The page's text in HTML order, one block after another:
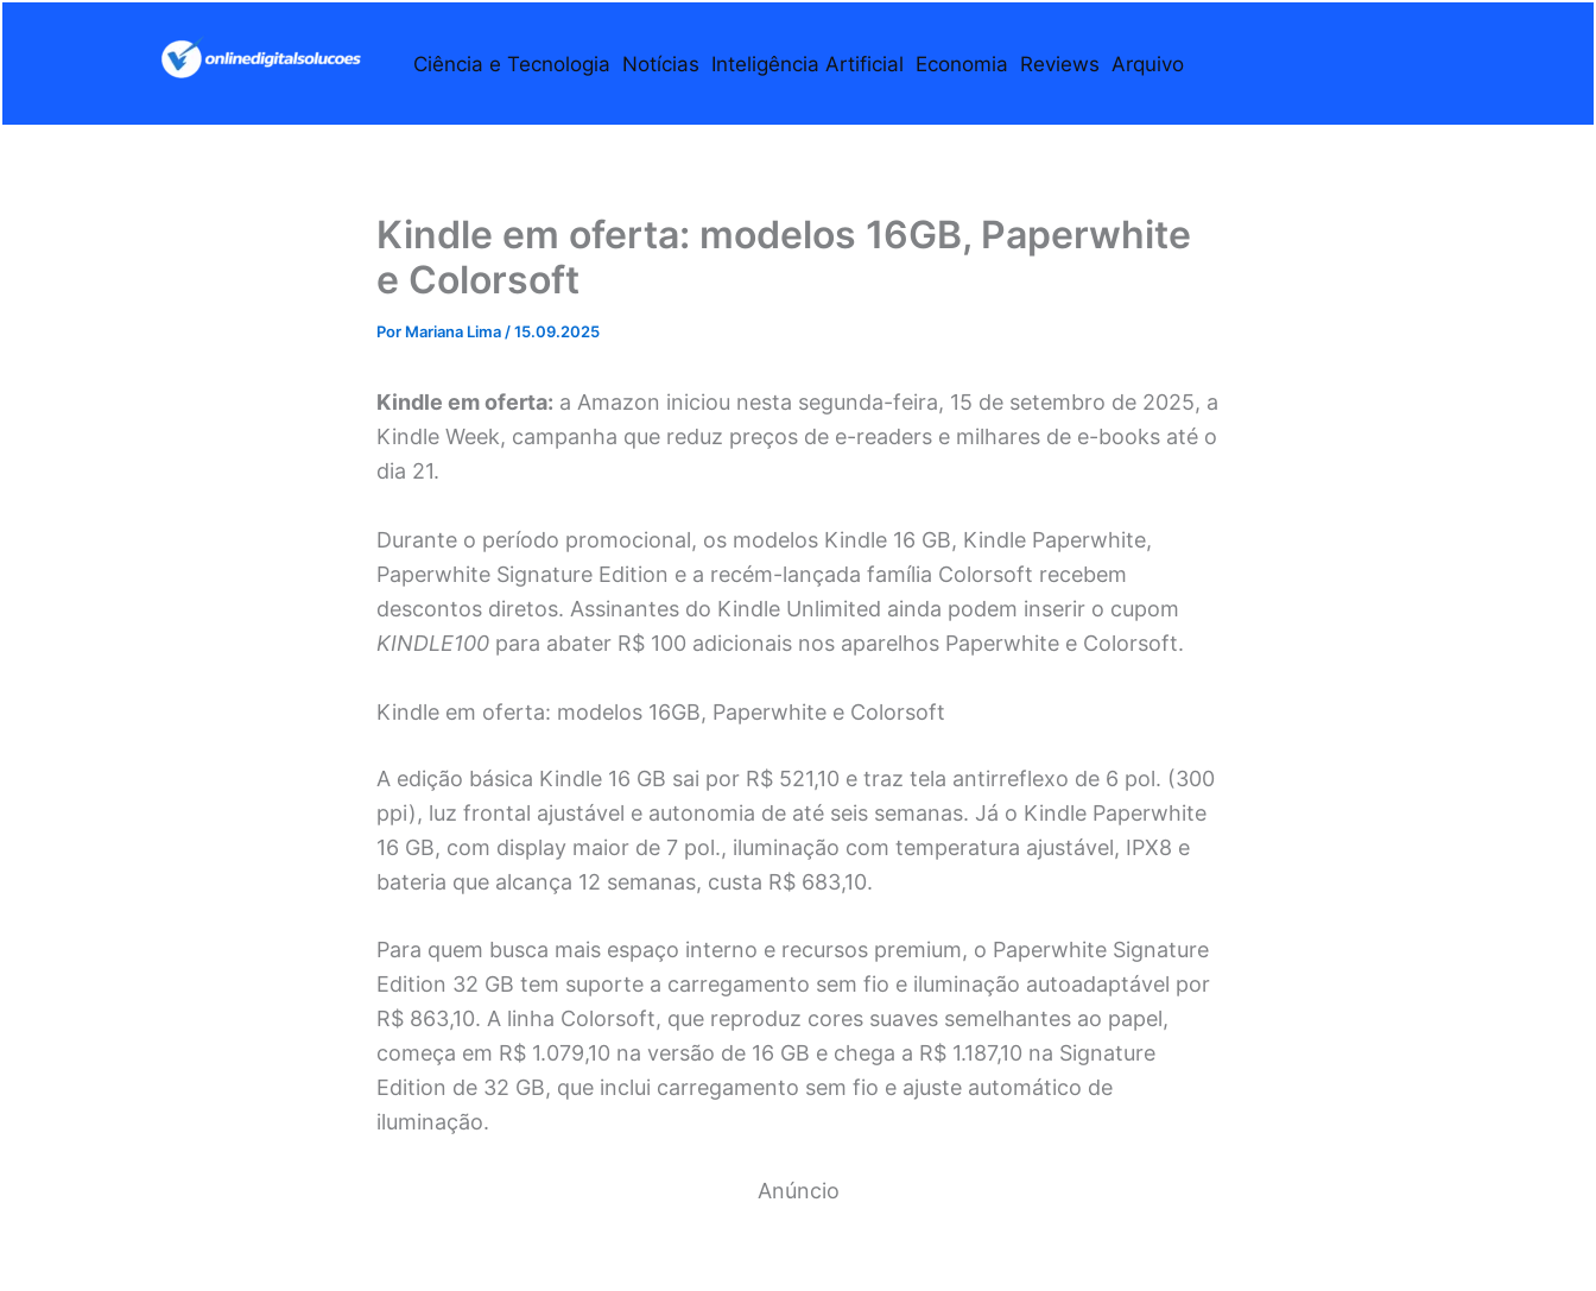
conteúdo
Ciência e Tecnologia Notícias Inteligência Artificial Economia Reviews Arquivo
Kindle em oferta: modelos 16GB, Paperwhite
e Colorsoft
Por Mariana Lima /15.09.2025
Kindle em oferta: a Amazon iniciou nesta segunda-feira, 15 de setembro de 2025, a
Kindle Week, campanha que reduz preços de e-readers e milhares de e-books até o
dia 21.
Durante o período promocional, os modelos Kindle 16 GB, Kindle Paperwhite,
Paperwhite Signature Edition e a recém-lançada família Colorsoft recebem
descontos diretos. Assinantes do Kindle Unlimited ainda podem inserir o cupom
KINDLE100 para abater R$ 100 adicionais nos aparelhos Paperwhite e Colorsoft.
Kindle em oferta: modelos 16GB, Paperwhite e Colorsoft
A edição básica Kindle 16 GB sai por R$ 521,10 e traz tela antirreflexo de 6 pol. (300
ppi), luz frontal ajustável e autonomia de até seis semanas. Já o Kindle Paperwhite
16 GB, com display maior de 7 pol., iluminação com temperatura ajustável, IPX8 e
bateria que alcança 12 semanas, custa R$ 683,10.
Para quem busca mais espaço interno e recursos premium, o Paperwhite Signature
Edition 32 GB tem suporte a carregamento sem fio e iluminação autoadaptável por
R$ 863,10. A linha Colorsoft, que reproduz cores suaves semelhantes ao papel,
começa em R$ 1.079,10 na versão de 16 GB e chega a R$ 1.187,10 na Signature
Edition de 32 GB, que inclui carregamento sem fio e ajuste automático de
iluminação.
Anúncio